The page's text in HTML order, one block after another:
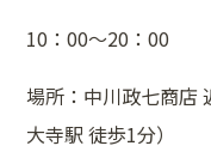
10：00～20：00
場所：中川政七商
大寺駅 徒歩1分）